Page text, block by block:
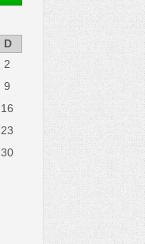
D
2
9
16
23
30